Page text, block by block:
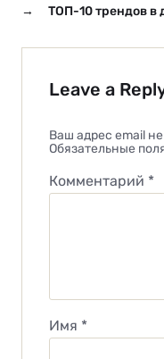
→
ТОП-10 трендов в
Leave a
Ваш адрес email
Обязательные
Комментарий *
Имя *